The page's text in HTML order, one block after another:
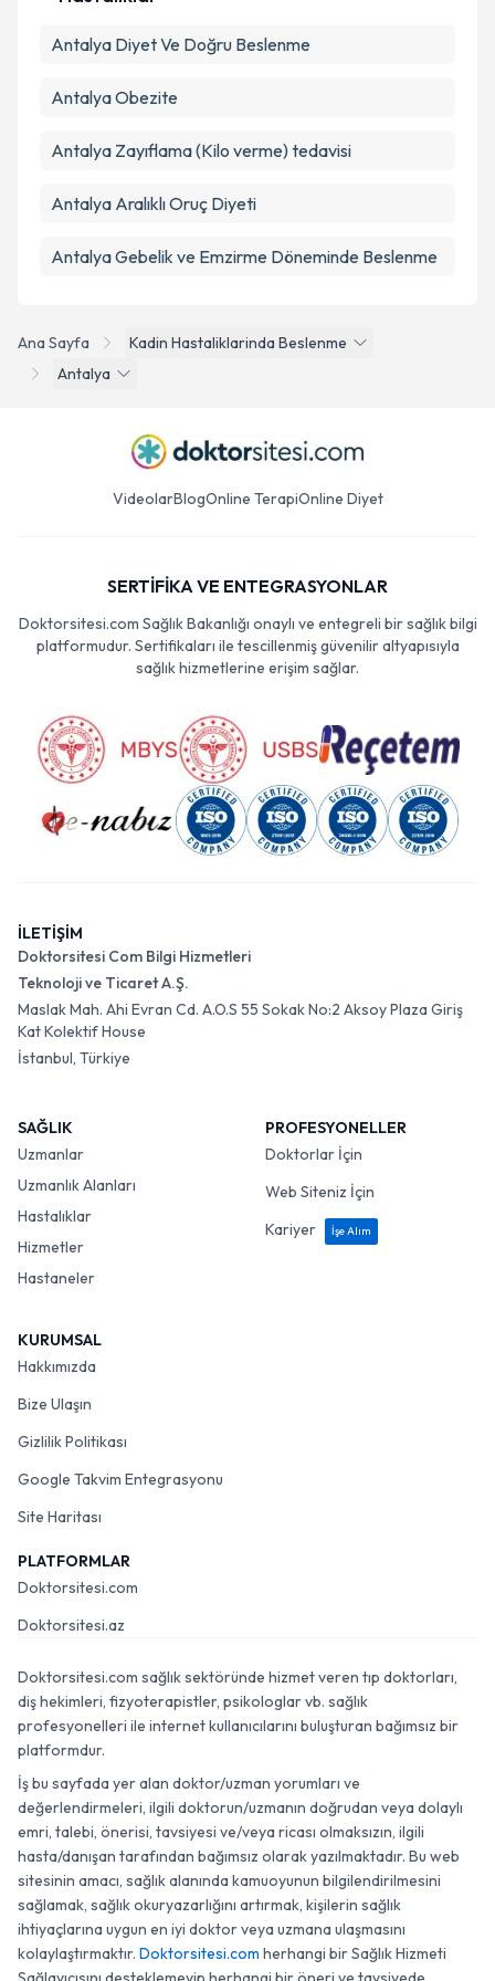
Ana Sayfa
Kadin Hastaliklarinda Beslenme
Antalya
Antalya Diyet Ve Doğru Beslenme
Antalya Obezite
Antalya Zayıflama (Kilo verme) tedavisi
Antalya Aralıklı Oruç Diyeti
Antalya Gebelik ve Emzirme Döneminde Beslenme
VideolarBlogOnline TerapiOnline Diyet
SERTİFİKA VE ENTEGRASYONLAR
Doktorsitesi.com Sağlık Bakanlığı onaylı ve entegreli bir sağlık bilgi
platformudur. Sertifikaları ile tescillenmiş güvenilir altyapısıyla
sağlık hizmetlerine erişim sağlar.
İLETİŞİM
Doktorsitesi Com Bilgi Hizmetleri
Teknoloji ve Ticaret A.Ş.
Maslak Mah. Ahi Evran Cd. A.O.S 55 Sokak No:2 Aksoy Plaza Giriş
Kat Kolektif House
İstanbul, Türkiye
SAĞLIK
Uzmanlar
Uzmanlık Alanları
Hastalıklar
Hizmetler
Hastaneler
PROFESYONELLER
Doktorlar İçin
Web Siteniz İçin
Kariyer
İşe Alım
KURUMSAL
Hakkımızda
Bize Ulaşın
Gizlilik Politikası
Google Takvim Entegrasyonu
Site Haritası
PLATFORMLAR
Doktorsitesi.com
Doktorsitesi.az
Doktorsitesi.com sağlık sektöründe hizmet veren tıp doktorları,
diş hekimleri, fizyoterapistler, psikologlar vb. sağlık
profesyonelleri ile internet kullanıcılarını buluşturan bağımsız bir
platformdur.
İş bu sayfada yer alan doktor/uzman yorumları ve
değerlendirmeleri, ilgili doktorun/uzmanın doğrudan veya dolaylı
emri, talebi, önerisi, tavsiyesi ve/veya ricası olmaksızın, ilgili
hasta/danışan tarafından bağımsız olarak yazılmaktadır. Bu web
sitesinin amacı, sağlık alanında kamuoyunun bilgilendirilmesini
sağlamak, sağlık okuryazarlığını artırmak, kişilerin sağlık
ihtiyaçlarına uygun en iyi doktor veya uzmana ulaşmasını
kolaylaştırmaktır. Doktorsitesi.com herhangi bir Sağlık Hizmeti